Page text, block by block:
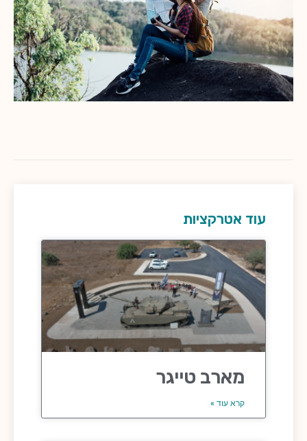
עוד אטרקציות
מארב טייגר
קרא עוד »